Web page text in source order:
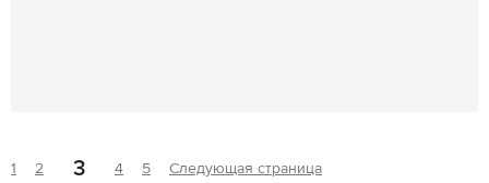
1 2 3 4 5 Следующая страница